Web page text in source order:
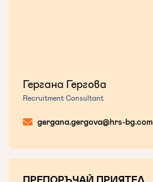
Гергана Гергова
Recruitment Consultant
gergana.gergova@hrs-bg.com
ПРЕПОРЪЧАЙ ПРИЯТЕЛ